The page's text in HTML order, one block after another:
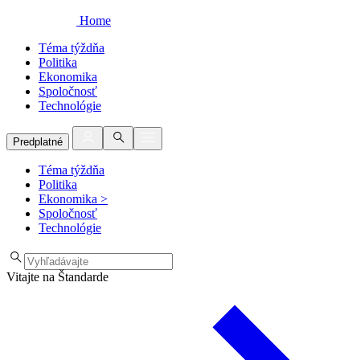
Home
Téma týždňa
Politika
Ekonomika
Spoločnosť
Technológie
Predplatné
Téma týždňa
Politika
Ekonomika >
Spoločnosť
Technológie
Vitajte na Štandarde